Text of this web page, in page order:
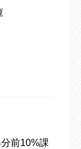
前10%課